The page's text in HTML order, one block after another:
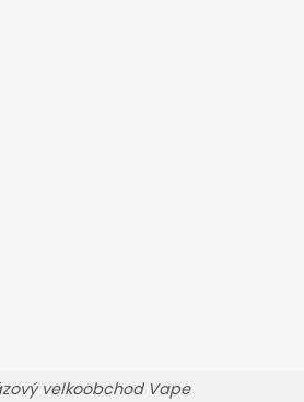
velkoobchod Vape